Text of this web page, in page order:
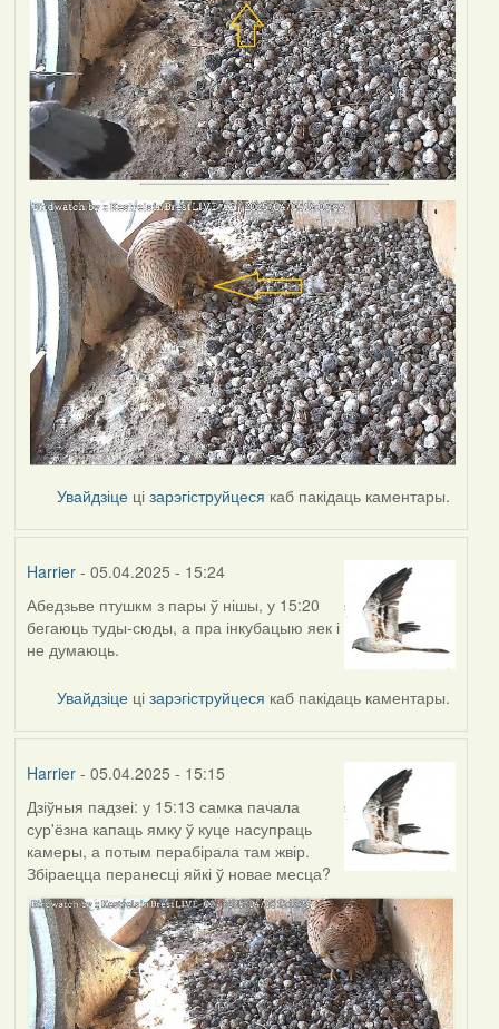
Увайдзіце цізарэгіструйцеся каб пакідаць каментары.
Harrier- 05.04.2025 - 15:24
Абедзьве птушкм з пары ў нішы, у 15:20
бегаюць туды-сюды, а пра інкубацыю яек і
не думаюць.
Увайдзіце цізарэгіструйцеся каб пакідаць каментары.
Harrier- 05.04.2025 - 15:15
Дзіўныя падзеі: у 15:13 самка пачала
сур'ёзна капаць ямку ў куце насупраць
камеры, а потым перабірала там жвір.
Збіраецца перанесці яйкі ў новае месца?